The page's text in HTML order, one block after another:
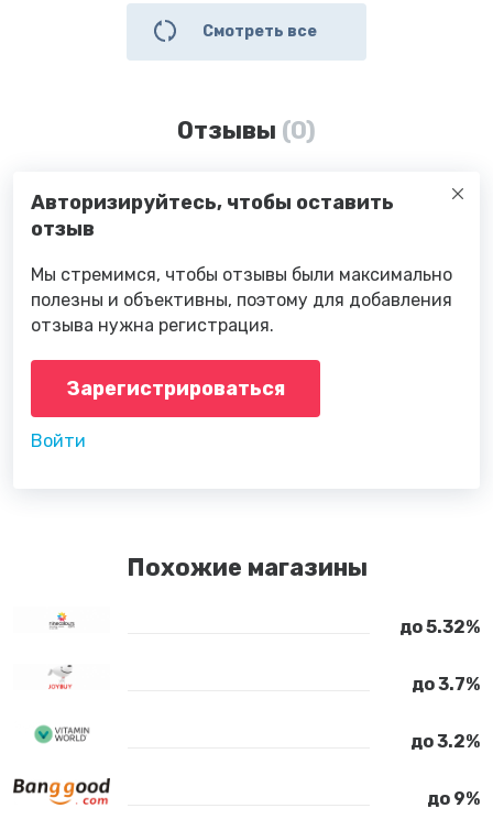
Смотреть все
Отзывы (0)
Авторизируйтесь, чтобы оставить
отзыв
Мы стремимся, чтобы отзывы были максимально
полезны и объективны, поэтому для добавления
отзыва нужна регистрация.
Зарегистрироваться
Войти
Похожие магазины
до 5.32%
до 3.7%
до 3.2%
до 9%